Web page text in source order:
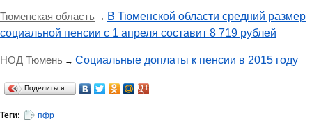
Тюменская область → В Тюменской области средний размер
социальной пенсии с 1 апреля составит 8 719 рублей
НОД Тюмень → Социальные доплаты к пенсии в 2015 году
Поделиться…
Теги:
пфр